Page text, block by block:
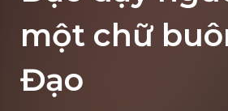
một chữ
Đạo